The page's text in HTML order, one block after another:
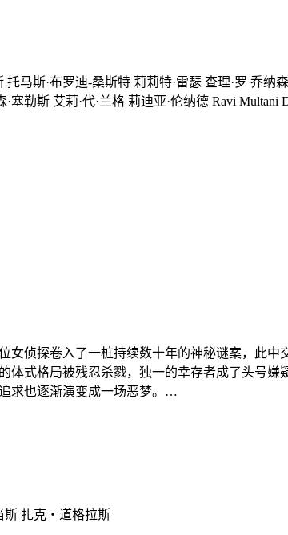
马斯·布罗迪-桑斯特 莉莉特·雷瑟 查理·罗 乔
塞勒斯 艾莉·代·兰格 莉迪亚·伦纳德 Ravi
女侦探卷入了一桩持续数十年的神秘谜案，此
体式格局被残忍杀戮，独一的幸存者成了头号
求也逐渐演变成一场恶梦。…
斯 扎克・道格拉斯